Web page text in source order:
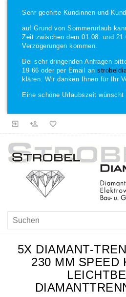
Sehr geehrte Kundinnen und
auf Grund von Sommerurlaub
Zeit zwischen dem 01.08. und
Verzögerungen kommen.
Bei sehr dringenden Anfragen
19 66 oder per Email an
klären. Wir danken Ihnen für Ihr
Eine schöne Urlaubszeit wünscht
5X DIAMANT-
230 MM SPEED